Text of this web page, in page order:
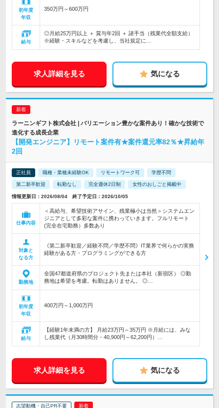
初年度
年収
350万円～600万円
給与
◎月給25万円以上 ＋ 賞与年2回 ＋ 諸手当（残業代全額支給）
※経験・スキルなどを考慮し、当社規定に…
求人詳細を見る 気になる
ラーニンギフト株式会社 | バリエーション豊かな案件あり！確かな技術で
進化する成長企業
【開発エンジニア】リモート案件有★案件還元率82％★昇給年
2回
正社員 職種・業種未経験OK リモートワーク可 学歴不問
第二新卒歓迎 転勤なし 完全週休2日制 女性のおしごと掲載中
情報更新日：2026/08/04 終了予定日：2026/10/05
仕事内容
＜高給与、希望技術アサイン、残業極小は当然＞システムエン
ジニアとして多彩な案件に携わっていきます。フルリモート
(完全在宅勤務）多数あり
対象と
なる方
《第二新卒歓迎／経験不問／学歴不問》IT業界で何らかの実務
経験がある方・プログラミングができる方
勤務地
全国47都道府県のプロジェクト先または本社（新宿区） ◎勤
務地は希望を考慮。転勤はありません。 ◎…
初年度
年収
400万円～1,000万円
給与
【経験1年未満の方】 月給23万円～35万円 ※月給には、みな
し残業代（月30時間分・40,900円～62,200円）…
求人詳細を見る 気になる
志望動機・自己PR不要